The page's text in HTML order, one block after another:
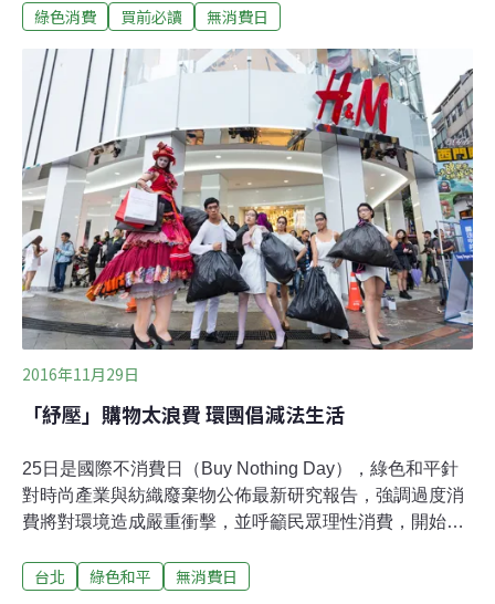
概某天會用到」的東西；而每次面對降價優惠，也許仍會
因為買東西太便利了？2016年美國網路購物節（Cyber
Monday）預估銷售額將比去年多12%，在為期兩周的活
動「吸金」3億美元。身處網路時代，人們只需要在家動
動手指就能購物，但也常後悔退貨，例如中國雙11購物活
動後，30天內就有高達4%的退貨率，耗費許多物流往返
運送、以及包裝材的環境成本。早在1992年，就有人對日
漸失控的消費主義提出質疑，加拿大藝術家泰德．戴夫
（Ted Dave）創立無消費日（International Buy Nothing
Day），在感恩節過後舉辦了各種「無消費日運
綠色消費 買前必讀 無消費日
2016年11月29日
「紓壓」購物太浪費 環團倡減法生活
25日是國際不消費日（Buy Nothing Day），綠色和平針
對時尚產業與紡織廢棄物公佈最新研究報告，強調過度消
費將對環境造成嚴重衝擊，並呼籲民眾理性消費，開始減
起讓愛打扮的人有了更多便宜的選擇，但大量生產的低價
台北 綠色和平 無消費日